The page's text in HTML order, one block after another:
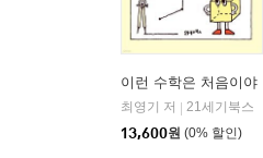
이런 수학은 처음이야
최영기 저 | 21세기북스
13,600원 (0% 할인)